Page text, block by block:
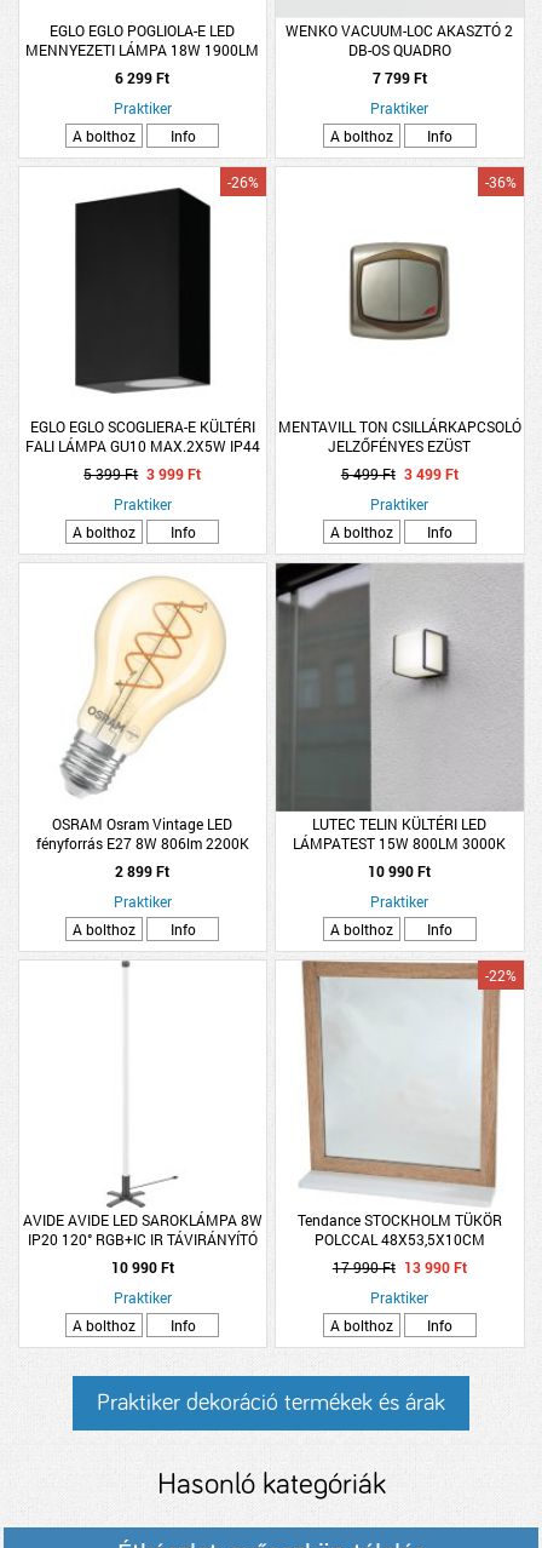
EGLO EGLO POGLIOLA-E LED
MENNYEZETI LÁMPA 18W 1900LM
4000K IP20 CSILLAG EFF 31CM
FEHÉR
6 299 Ft
Praktiker
A bolthoz
Info
WENKO VACUUM-LOC AKASZTÓ 2
DB-OS QUADRO
7 799 Ft
Praktiker
A bolthoz
Info
EGLO EGLO SCOGLIERA-E KÜLTÉRI
FALI LÁMPA GU10 MAX.2X5W IP44
7X14CM SZÖGLETES, FEKETE
-26%
5 399 Ft 3 999 Ft
Praktiker
A bolthoz
Info
MENTAVILL TON CSILLÁRKAPCSOLÓ
JELZŐFÉNYES EZÜST
-36%
5 499 Ft 3 499 Ft
Praktiker
A bolthoz
Info
OSRAM Osram Vintage LED
fényforrás E27 8W 806lm 2200K
kisgömb melegfehér dimmelhető
arany
2 899 Ft
Praktiker
A bolthoz
Info
LUTEC TELIN KÜLTÉRI LED
LÁMPATEST 15W 800LM 3000K
IP54
10 990 Ft
Praktiker
A bolthoz
Info
AVIDE AVIDE LED SAROKLÁMPA 8W
IP20 120° RGB+IC IR TÁVIRÁNYÍTÓ
3X113,2CM FEKETE
10 990 Ft
Praktiker
A bolthoz
Info
Tendance STOCKHOLM TÜKÖR
POLCCAL 48X53,5X10CM
-22%
17 990 Ft 13 990 Ft
Praktiker
A bolthoz
Info
Praktiker dekoráció termékek és árak
Hasonló kategóriák